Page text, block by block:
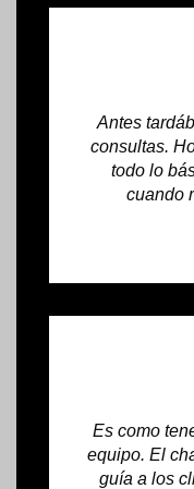
Antes
consultas.
todo lo
cuando
Es como
equipo. El
guía a los